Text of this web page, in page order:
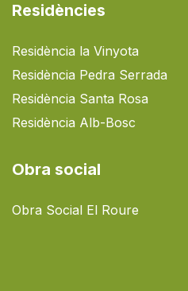
Residències
Residència la Vinyota
Residència Pedra Serrada
Residència Santa Rosa
Residència Alb-Bosc
Obra social
Obra Social El Roure